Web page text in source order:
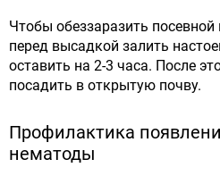
Чтобы обеззаразить
перед высадкой залить
оставить на 2-3 часа. После
посадить в открытую почву.
Профилактика
нематоды